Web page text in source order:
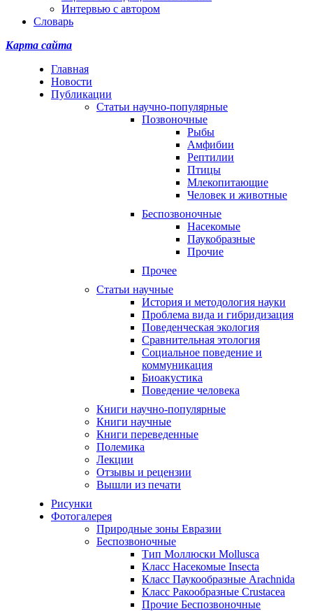
Интервью с автором
Словарь
Карта сайта
Главная
Новости
Публикации
Статьи научно-популярные
Позвоночные
Рыбы
Амфибии
Рептилии
Птицы
Млекопитающие
Человек и животные
Беспозвоночные
Насекомые
Паукобразные
Прочие
Прочее
Статьи научные
История и методология науки
Проблема вида и гибридизация
Поведенческая экология
Сравнительная этология
Социальное поведение и
коммуникация
Биоакустика
Поведение человека
Книги научно-популярные
Книги научные
Книги переведенные
Полемика
Лекции
Отзывы и рецензии
Вышли из печати
Рисунки
Фотогалерея
Природные зоны Евразии
Беспозвоночные
Тип Моллюски Mollusca
Класс Насекомые Insecta
Класс Паукообразные Arachnida
Класс Ракообразные Crustacea
Прочие Беспозвоночные